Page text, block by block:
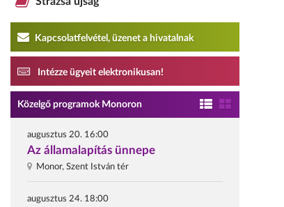
Kapcsolatfelvétel, üzenet a hivatalnak
Intézze ügyeit elektronikusan!
Közelgő programok Monoron
augusztus 20. 16:00
Az államalapítás ünnepe
Monor, Szent István tér
augusztus 24. 18:00